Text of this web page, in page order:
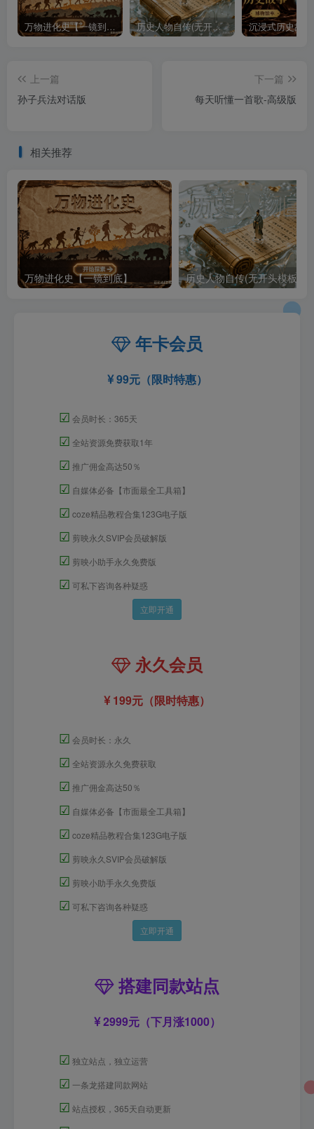
万物进化史【一镜到底】 历史人物自传(无开头模板)
上一篇
孙子兵法对话版
下一篇
每天听懂一首歌-高级版
相关推荐
万物进化史【一镜到底】 历史人物自传(无开头模板)
年卡会员
99元（限时特惠）
☑ 会员时长：365天
☑ 全站资源免费获取1年
☑ 推广佣金高达50％
☑ 自媒体必备【市面最全工具箱】
☑ coze精品教程合集123G电子版
☑ 剪映永久SVIP会员破解版
☑ 剪映小助手永久免费版
☑ 可私下咨询各种疑惑
立即开通
永久会员
199元（限时特惠）
☑ 会员时长：永久
☑ 全站资源永久免费获取
☑ 推广佣金高达50％
☑ 自媒体必备【市面最全工具箱】
☑ coze精品教程合集123G电子版
☑ 剪映永久SVIP会员破解版
☑ 剪映小助手永久免费版
☑ 可私下咨询各种疑惑
立即开通
搭建同款站点
2999元（下月涨1000）
☑ 独立站点，独立运营
☑ 一条龙搭建同款网站
☑ 站点授权，365天自动更新